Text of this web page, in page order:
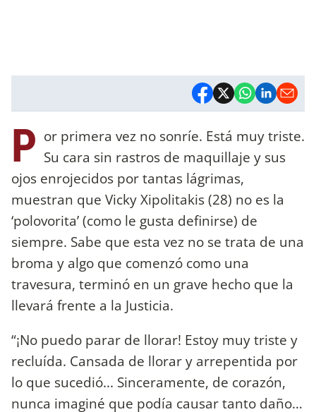
P or primera vez no sonríe. Está muy triste.
Su cara sin rastros de maquillaje y sus
ojos enrojecidos por tantas lágrimas,
muestran que Vicky Xipolitakis (28) no es la
‘polovorita’ (como le gusta definirse) de
siempre. Sabe que esta vez no se trata de una
broma y algo que comenzó como una
travesura, terminó en un grave hecho que la
llevará frente a la Justicia.
“¡No puedo parar de llorar! Estoy muy triste y
recluída. Cansada de llorar y arrepentida por
lo que sucedió... Sinceramente, de corazón,
nunca imaginé que podía causar tanto daño…